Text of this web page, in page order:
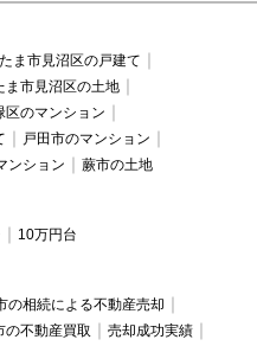
ま市見沼区の戸建て
ま市見沼区の土地
区のマンション
戸田市のマンション
ンション 蕨市の土地
10万円台
の相続による不動産売却
の不動産買取
売却成功実績